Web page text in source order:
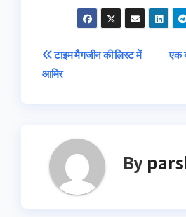
Post
navigation
एक
टाइम मैगजीन की लिस्ट में
आमिर
By